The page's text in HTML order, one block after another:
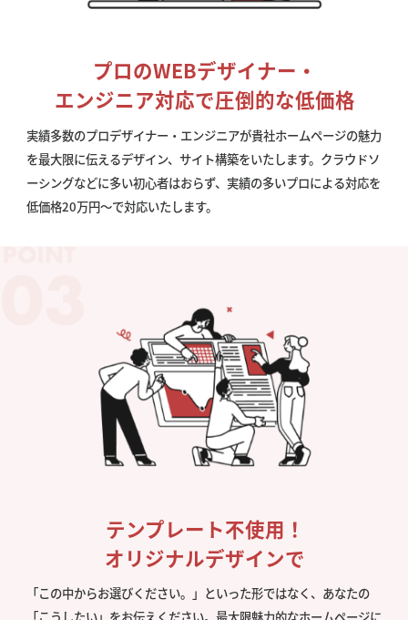
プロのWEBデザイナー・
エンジニア対応で圧倒的な低価格
実績多数のプロデザイナー・エンジニアが貴社ホームページの魅力
を最大限に伝えるデザイン、サイト構築をいたします。クラウドソ
ーシングなどに多い初心者はおらず、実績の多いプロによる対応を
低価格20万円〜で対応いたします。
テンプレート不使用！
オリジナルデザインで
「この中からお選びください。」といった形ではなく、あなたの